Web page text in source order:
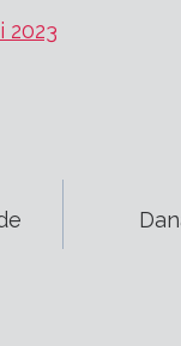
2023